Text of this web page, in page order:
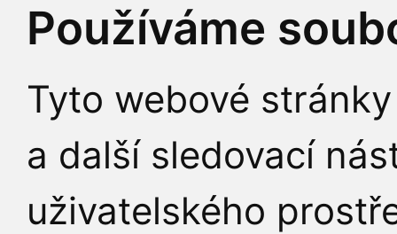
Používáme
Tyto webové
a další sledovací
uživatelského